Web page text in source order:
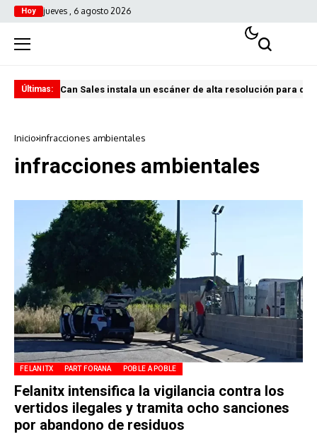
Hoy jueves , 6 agosto 2026
Últimas: Can Sales instala un escáner de alta resolución para
Inicio infracciones ambientales
infracciones ambientales
FELANITX PART FORANA POBLE A POBLE
Felanitx intensifica la vigilancia contra los
vertidos ilegales y tramita ocho sanciones
por abandono de residuos